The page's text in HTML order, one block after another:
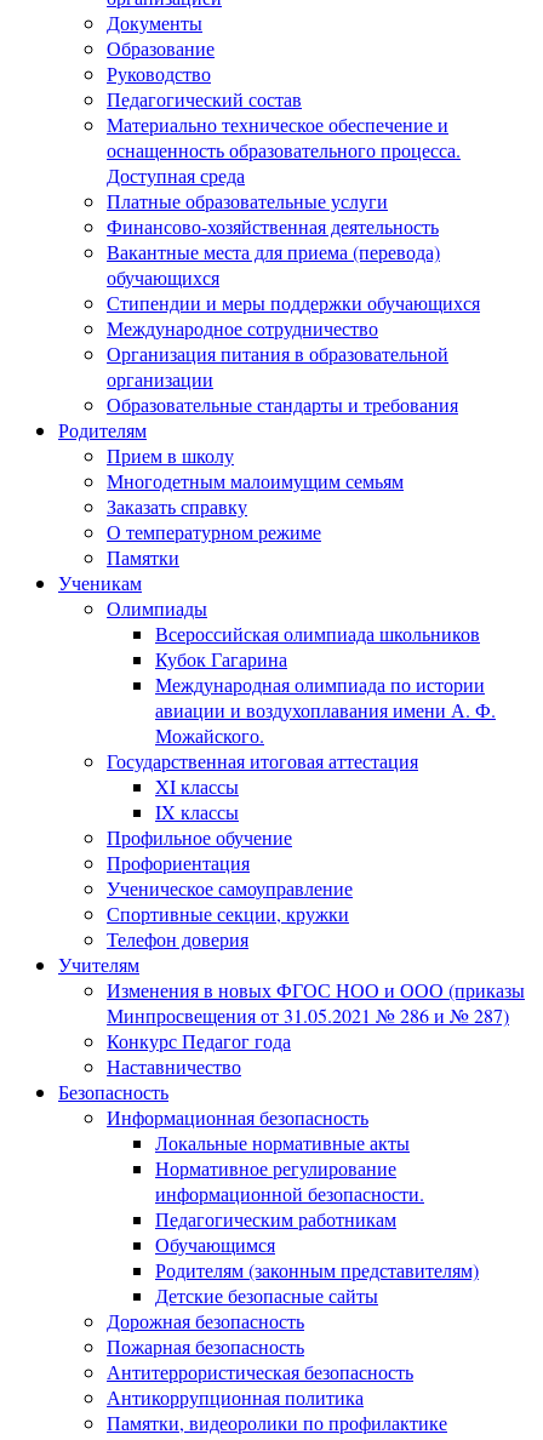
Документы
Образование
Руководство
Педагогический состав
Материально техническое обеспечение и
оснащенность образовательного процесса.
Доступная среда
Платные образовательные услуги
Финансово-хозяйственная деятельность
Вакантные места для приема (перевода)
обучающихся
Стипендии и меры поддержки обучающихся
Международное сотрудничество
Организация питания в образовательной
организации
Образовательные стандарты и требования
Родителям
Прием в школу
Многодетным малоимущим семьям
Заказать справку
О температурном режиме
Памятки
Ученикам
Олимпиады
Всероссийская олимпиада школьников
Кубок Гагарина
Международная олимпиада по истории
авиации и воздухоплавания имени А. Ф.
Можайского.
Государственная итоговая аттестация
XI классы
IX классы
Профильное обучение
Профориентация
Ученическое самоуправление
Спортивные секции, кружки
Телефон доверия
Учителям
Изменения в новых ФГОС НОО и ООО (приказы
Минпросвещения от 31.05.2021 № 286 и № 287)
Конкурс Педагог года
Наставничество
Безопасность
Информационная безопасность
Локальные нормативные акты
Нормативное регулирование
информационной безопасности.
Педагогическим работникам
Обучающимся
Родителям (законным представителям)
Детские безопасные сайты
Дорожная безопасность
Пожарная безопасность
Антитеррористическая безопасность
Антикоррупционная политика
Памятки, видеоролики по профилактике